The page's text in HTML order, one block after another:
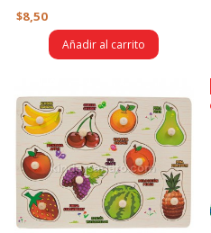
$8,50
Añadir al carrito